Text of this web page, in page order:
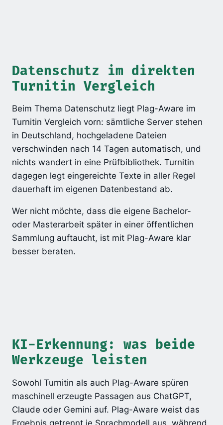
Datenschutz im direkten
Turnitin Vergleich
Beim Thema Datenschutz liegt Plag-Aware im
Turnitin Vergleich vorn: sämtliche Server stehen
in Deutschland, hochgeladene Dateien
verschwinden nach 14 Tagen automatisch, und
nichts wandert in eine Prüfbibliothek. Turnitin
dagegen legt eingereichte Texte in aller Regel
dauerhaft im eigenen Datenbestand ab.
Wer nicht möchte, dass die eigene Bachelor-
oder Masterarbeit später in einer öffentlichen
Sammlung auftaucht, ist mit Plag-Aware klar
besser beraten.
KI-Erkennung: was beide
Werkzeuge leisten
Sowohl Turnitin als auch Plag-Aware spüren
maschinell erzeugte Passagen aus ChatGPT,
Claude oder Gemini auf. Plag-Aware weist das
Ergebnis getrennt je Sprachmodell aus, während